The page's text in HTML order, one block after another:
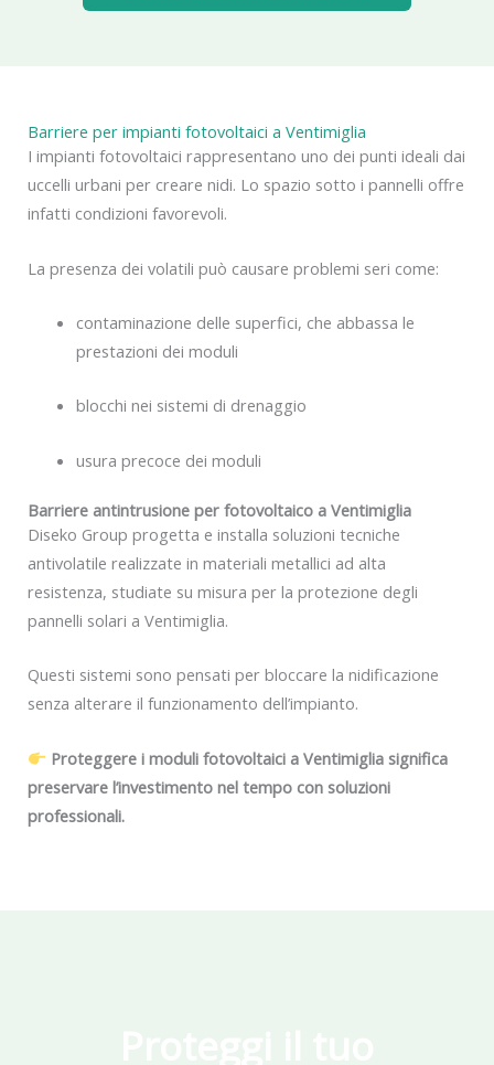
Barriere per impianti fotovoltaici a Ventimiglia
I impianti fotovoltaici rappresentano uno dei punti ideali dai
uccelli urbani per creare nidi. Lo spazio sotto i pannelli offre
infatti condizioni favorevoli.
La presenza dei volatili può causare problemi seri come:
contaminazione delle superfici, che abbassa le
prestazioni dei moduli
blocchi nei sistemi di drenaggio
usura precoce dei moduli
Barriere antintrusione per fotovoltaico a Ventimiglia
Diseko Group progetta e installa soluzioni tecniche
antivolatile realizzate in materiali metallici ad alta
resistenza, studiate su misura per la protezione degli
pannelli solari a Ventimiglia.
Questi sistemi sono pensati per bloccare la nidificazione
senza alterare il funzionamento dell’impianto.
Proteggere i moduli fotovoltaici a Ventimiglia significa
preservare l’investimento nel tempo con soluzioni
professionali.